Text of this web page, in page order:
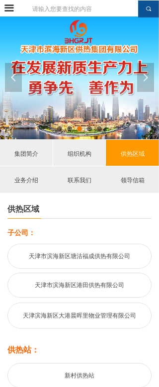
넳 넲
끀
网站首页
组织机构
供热区域
业务介绍
集团新闻
工会园地
团青风采
业务办理指南
行业政策法规
服务网点信息
供热小常识
廉洁文化
监督举报
끠
集团简介 组织机构 供热区域
业务介绍 联系我们 领导信箱
供热区域
天津滨海新区大港晨晖里物业管理有限公司
天津市滨海新区塘沽福成供热有限公司
天津市滨海新区港田供热有限公司
新村供热站
供热站：
子公司：